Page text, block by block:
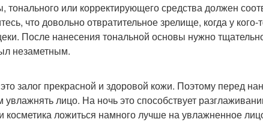
тонального или корректирующего средства должен
что довольно отвратительное зрелище, когда у
После нанесения тональной основы нужно
незаметным.
залог прекрасной и здоровой кожи. Поэтому перед
увлажнять лицо. На ночь это способствует
косметика ложиться намного лучше на увлажненное